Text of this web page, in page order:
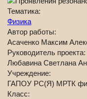
Тематика:
Физика
Автор работы:
Асаченко Максим
Руководитель проекта:
Любавина Светлана
Учреждение:
ГАПОУ РС(Я) МРТК
Класс: